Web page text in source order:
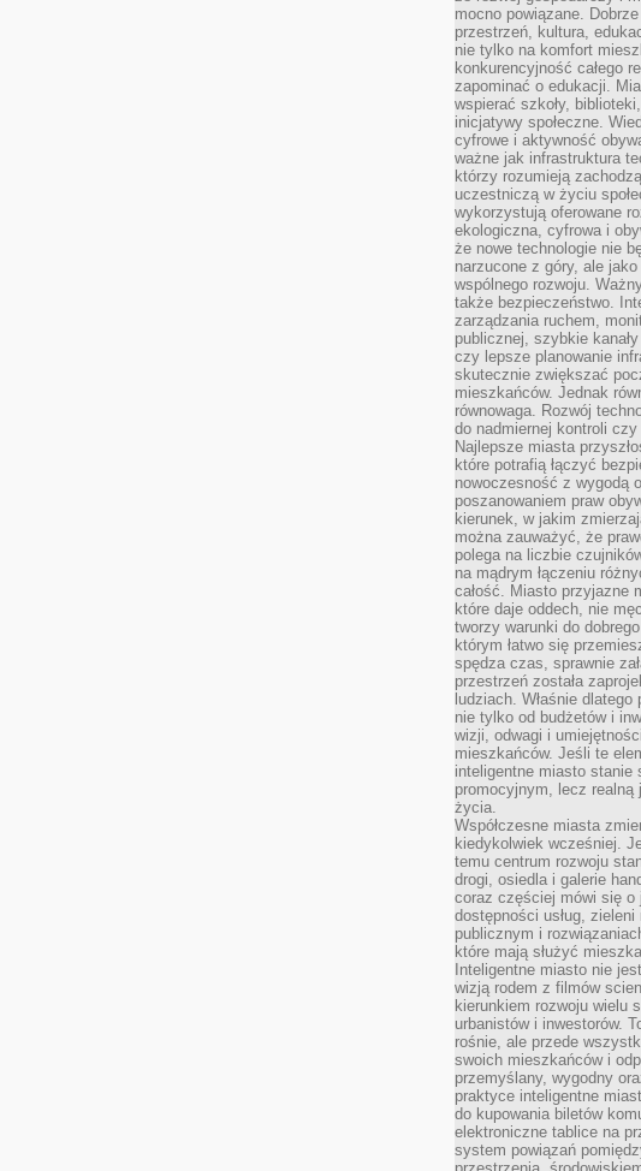
mocno powiązane.
przestrzeń, kultura,
nie tylko na komfort
konkurencyjność całego
zapominać o edukacji.
wspierać szkoły,
inicjatywy społeczne.
cyfrowe i aktywność
ważne jak infrastruktura
którzy rozumieją
uczestniczą w życiu
wykorzystują oferowane
ekologiczna, cyfrowa i
że nowe technologie nie
narzucone z góry, ale
wspólnego rozwoju.
także bezpieczeństwo.
zarządzania ruchem,
publicznej, szybkie
czy lepsze planowanie
skutecznie zwiększać
mieszkańców. Jednak
równowaga. Rozwój
do nadmiernej kontroli
Najlepsze miasta
które potrafią łączyć
nowoczesność z wygodą
poszanowaniem praw
kierunek, w jakim
można zauważyć, że
polega na liczbie
na mądrym łączeniu
całość. Miasto przyjazne
które daje oddech, nie
tworzy warunki do
którym łatwo się
spędza czas, sprawnie
przestrzeń została
ludziach. Właśnie
nie tylko od budżetów i
wizji, odwagi i
mieszkańców. Jeśli te
inteligentne miasto stanie
promocyjnym, lecz realną
życia.
Współczesne miasta
kiedykolwiek wcześniej.
temu centrum rozwoju
drogi, osiedla i galerie
coraz częściej mówi się o
dostępności usług,
publicznym i
które mają służyć
Inteligentne miasto nie
wizją rodem z filmów
kierunkiem rozwoju wielu
urbanistów i inwestorów.
rośnie, ale przede
swoich mieszkańców i
przemyślany, wygodny
praktyce inteligentne
do kupowania biletów
elektroniczne tablice na
system powiązań